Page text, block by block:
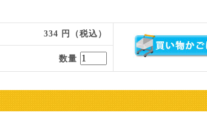
334 円（税込）
数量